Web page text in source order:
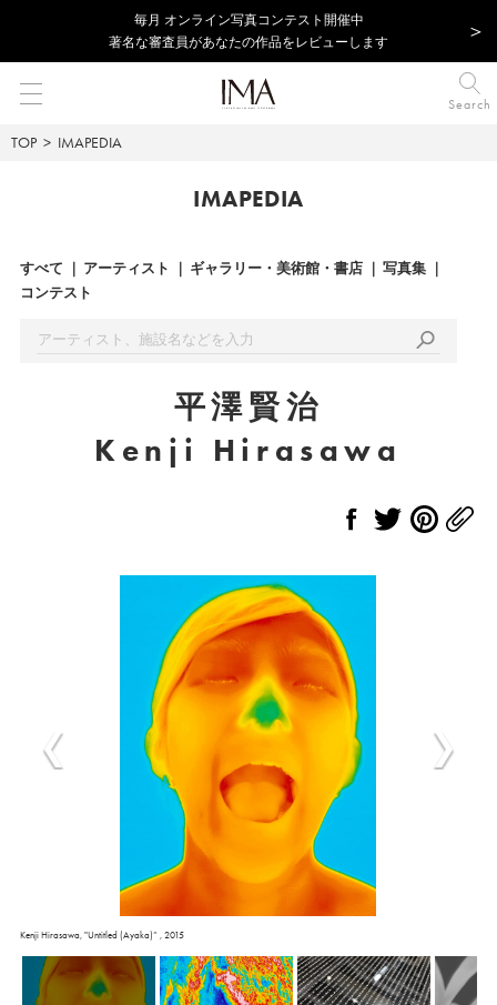
毎⽉ オンライン写真コンテスト開催中
著名な審査員があなたの作品をレビューします
Search
TOP IMAPEDIA
IMAPEDIA
すべて アーティスト ギャラリー・美術館・書店
写真集
コンテスト
平澤賢治
Kenji Hirasawa
Kenji Hirasawa, "Untitled (Ayaka)” , 2015